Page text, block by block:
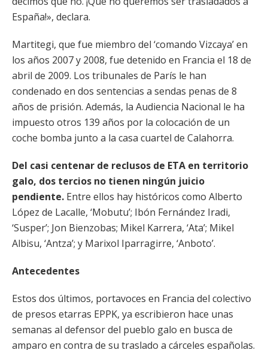
España!», declara.
Martitegi, que fue miembro del ‘comando Vizcaya’ en
los años 2007 y 2008, fue detenido en Francia el 18 de
abril de 2009. Los tribunales de París le han
condenado en dos sentencias a sendas penas de 8
años de prisión. Además, la Audiencia Nacional le ha
impuesto otros 139 años por la colocación de un
coche bomba junto a la casa cuartel de Calahorra.
Del casi centenar de reclusos de ETA en territorio
galo, dos tercios no tienen ningún juicio
pendiente. Entre ellos hay históricos como Alberto
López de Lacalle, ‘Mobutu’; Ibón Fernández Iradi,
‘Susper’; Jon Bienzobas; Mikel Karrera, ‘Ata’; Mikel
Albisu, ‘Antza’; y Marixol Iparragirre, ‘Anboto’.
Antecedentes
Estos dos últimos, portavoces en Francia del colectivo
de presos etarras EPPK, ya escribieron hace unas
semanas al defensor del pueblo galo en busca de
amparo en contra de su traslado a cárceles españolas.